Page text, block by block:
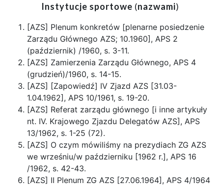
Instytucje sportowe (nazwami)
[AZS] Plenum konkretów [plenarne posiedzenie
Zarządu Głównego AZS; 10.1960], APS 2
(październik) /1960, s. 3-11.
[AZS] Zamierzenia Zarządu Głównego, APS 4
(grudzień)/1960, s. 14-15.
[AZS] [Zapowiedź] IV Zjazd AZS [31.03-
1.04.1962], APS 10/1961, s. 19-20.
[AZS] Referat zarządu głównego [i inne artykuły
nt. IV. Krajowego Zjazdu Delegatów AZS], APS
13/1962, s. 1-25 (72).
[AZS] O czym mówiliśmy na prezydiach ZG AZS
we wrześniu/w październiku [1962 r.], APS 16
/1962, s. 42-43.
[AZS] II Plenum ZG AZS [27.06.1964], APS 4/1964